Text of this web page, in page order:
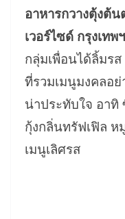
อาหารกวางตุ้งต้
เวอร์ไซด์ กรุงเทพฯ
กลุ่มเพื่อนได้ลิ้มร
ที่รวมเมนูมงคลอ
น่าประทับใจ อาทิ
กุ้งกลิ่นทรัฟเฟิล
เมนูเลิศรส